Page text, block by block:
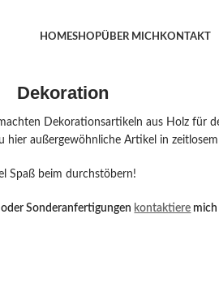
HOMESHOPÜBER MICH KONTAKT
Dekoration
Dekorationsartikeln aus Holz für
hier außergewöhnliche Artikel in
Spaß beim durchstöbern!
Sonderanfertigungen kontaktiere mich